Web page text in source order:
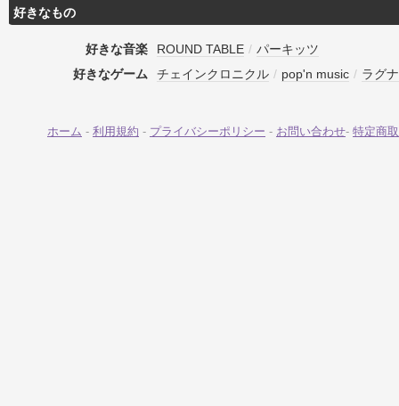
好きなもの
好きな音楽 ROUND TABLE / パーキッツ
好きなゲーム
チェインクロニクル / pop'n music / ラグ
ホーム - 利用規約 - プライバシーポリシー - お問い合わせ- 特定商